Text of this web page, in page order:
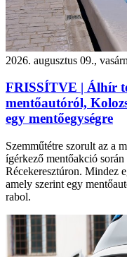
2026. augusztus 09.,
FRISSÍTVE | Álhír
mentőautóról,
egy mentőegységre
Szemműtétre szorult az a
ígérkező mentőakció
Récekeresztúron. Mindez
amely szerint egy
rabol.